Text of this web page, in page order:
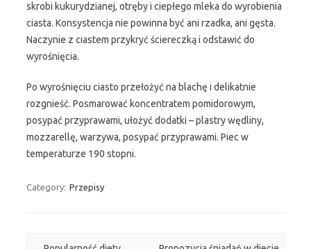
skrobi kukurydzianej, otręby i ciepłego mleka do wyrobienia
ciasta. Konsystencja nie powinna być ani rzadka, ani gęsta.
Naczynie z ciastem przykryć ściereczką i odstawić do
wyrośnięcia.
Po wyrośnięciu ciasto przełożyć na blachę i delikatnie
rozgnieść. Posmarować koncentratem pomidorowym,
posypać przyprawami, ułożyć dodatki – plastry wędliny,
mozzarellę, warzywa, posypać przyprawami. Piec w
temperaturze 190 stopni.
Category: Przepisy